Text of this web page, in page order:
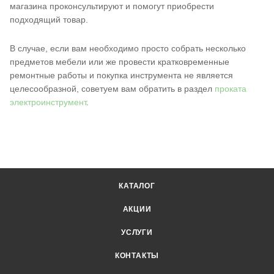
магазина проконсультируют и помогут приобрести
подходящий товар.
В случае, если вам необходимо просто собрать несколько
предметов мебели или же провести кратковременные
ремонтные работы и покупка инструмента не является
целесообразной, советуем вам обратить в раздел проката
электроинструмент.
КАТАЛОГ
АКЦИИ
УСЛУГИ
КОНТАКТЫ